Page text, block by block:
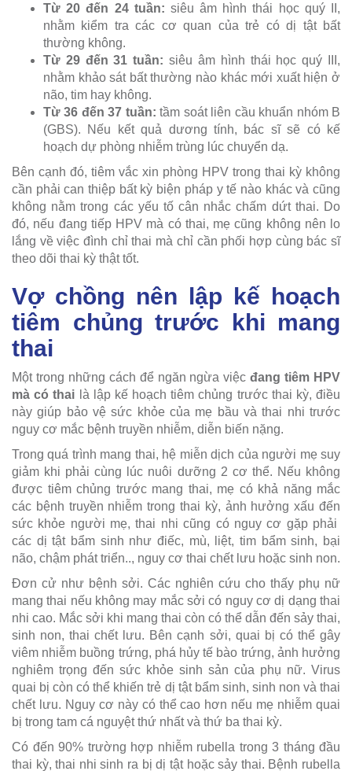
Từ 20 đến 24 tuần: siêu âm hình thái học quý II,
nhằm kiểm tra các cơ quan của trẻ có dị tật bất
thường không.
Từ 29 đến 31 tuần: siêu âm hình thái học quý III,
nhằm khảo sát bất thường nào khác mới xuất hiện ở
não, tim hay không.
Từ 36 đến 37 tuần: tầm soát liên cầu khuẩn nhóm B
(GBS). Nếu kết quả dương tính, bác sĩ sẽ có kế
hoạch dự phòng nhiễm trùng lúc chuyển dạ.
Bên cạnh đó, tiêm vắc xin phòng HPV trong thai kỳ không
cần phải can thiệp bất kỳ biện pháp y tế nào khác và cũng
không nằm trong các yếu tố cân nhắc chấm dứt thai. Do
đó, nếu đang tiếp HPV mà có thai, mẹ cũng không nên lo
lắng về việc đình chỉ thai mà chỉ cần phối hợp cùng bác sĩ
theo dõi thai kỳ thật tốt.
Vợ chồng nên lập kế hoạch
tiêm chủng trước khi mang
thai
Một trong những cách để ngăn ngừa việcđang tiêm HPV
mà có thai là lập kế hoạch tiêm chủng trước thai kỳ, điều
này giúp bảo vệ sức khỏe của mẹ bầu và thai nhi trước
nguy cơ mắc bệnh truyền nhiễm, diễn biến nặng.
Trong quá trình mang thai, hệ miễn dịch của người mẹ suy
giảm khi phải cùng lúc nuôi dưỡng 2 cơ thể. Nếu không
được tiêm chủng trước mang thai, mẹ có khả năng mắc
các bệnh truyền nhiễm trong thai kỳ, ảnh hưởng xấu đến
sức khỏe người mẹ, thai nhi cũng có nguy cơ gặp phải
các dị tật bẩm sinh như điếc, mù, liệt, tim bẩm sinh, bại
não, chậm phát triển.., nguy cơ thai chết lưu hoặc sinh non.
Đơn cử như bệnh sởi. Các nghiên cứu cho thấy phụ nữ
mang thai nếu không may mắc sởi có nguy cơ dị dạng thai
nhi cao. Mắc sởi khi mang thai còn có thể dẫn đến sảy thai,
sinh non, thai chết lưu. Bên cạnh sởi, quai bị có thể gây
viêm nhiễm buồng trứng, phá hủy tế bào trứng, ảnh hưởng
nghiêm trọng đến sức khỏe sinh sản của phụ nữ. Virus
quai bị còn có thể khiến trẻ dị tật bẩm sinh, sinh non và thai
chết lưu. Nguy cơ này có thể cao hơn nếu mẹ nhiễm quai
bị trong tam cá nguyệt thứ nhất và thứ ba thai kỳ.
Có đến 90% trường hợp nhiễm rubella trong 3 tháng đầu
thai kỳ, thai nhi sinh ra bị dị tật hoặc sảy thai. Bệnh rubella